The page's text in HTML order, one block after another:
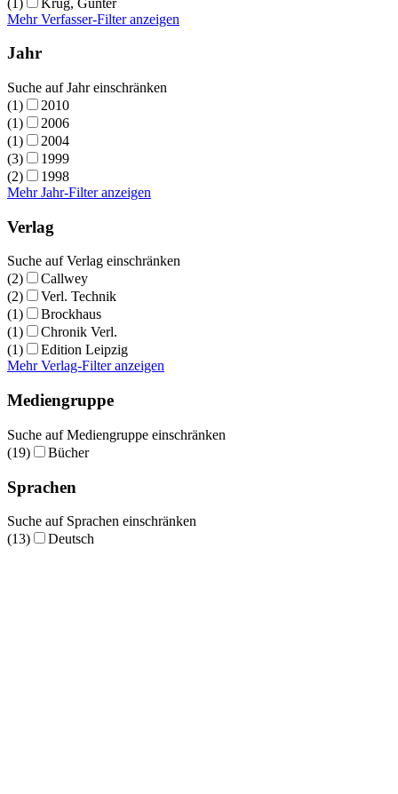
Mehr Verfasser-Filter anzeigen
Jahr
Suche auf Jahr einschränken
(1)
2010
(1)
2006
(1)
2004
(3)
1999
(2)
1998
Mehr Jahr-Filter anzeigen
Verlag
Suche auf Verlag einschränken
(2)
Callwey
(2)
Verl. Technik
(1)
Brockhaus
(1)
Chronik Verl.
(1)
Edition Leipzig
Mehr Verlag-Filter anzeigen
Mediengruppe
Suche auf Mediengruppe einschränken
(19)
Bücher
Sprachen
Suche auf Sprachen einschränken
(13)
Deutsch